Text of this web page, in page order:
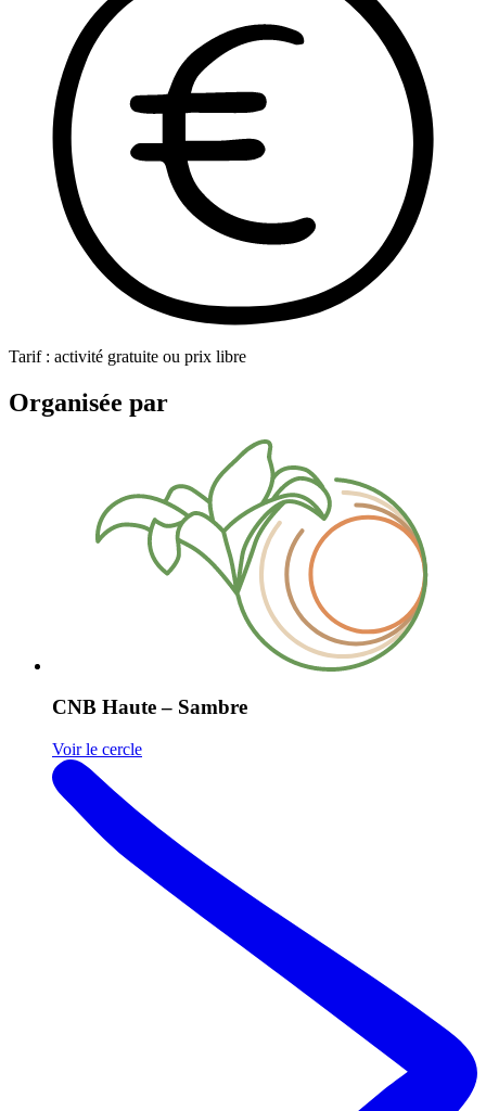
Tarif : activité gratuite ou prix libre
Organisée par
CNB Haute – Sambre
Voir le cercle